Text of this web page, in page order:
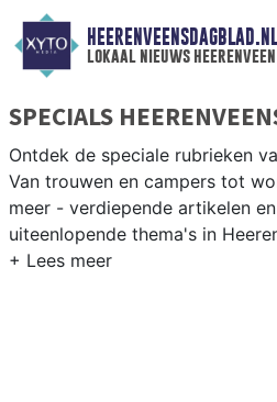
HEERENVEENSDAGBLAD.NL
lokaal nieuws heerenveen
SPECIALS
Ontdek de speciale rubrieken
Van trouwen en campers tot
meer - verdiepende artikelen
uiteenlopende thema's in